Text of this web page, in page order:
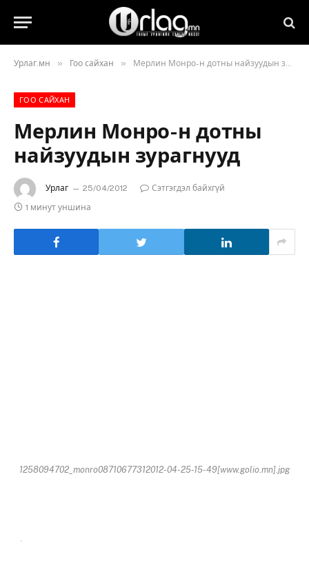
Урлаг.мн » Гоо сайхан » Мерлин Монро-н дотны найзуудын зурагнууд
ГОО САЙХАН
Мерлин Монро-н дотны
найзуудын зурагнууд
Урлаг 25/04/2012
Сэтгэгдэл байхгүй
1 минут уншина
1258094702_monro08710677312012-04-25-15-49[www.golio.mn].jpg